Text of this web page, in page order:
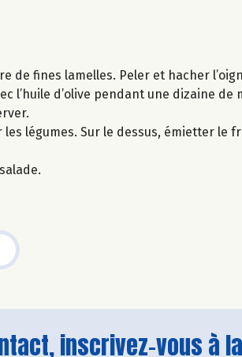
de fines lamelles. Peler et hacher
l’huile d’olive pendant une dizaine de
légumes. Sur le dessus, émietter le
inscrivez-vous à